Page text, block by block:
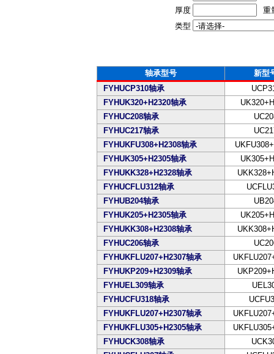
厚度
重
类型
轴承型号
新型
FYHUCP310轴承
FYHUK320+H2320轴承
FYHUC208轴承
FYHUC217轴承
FYHUKFU308+H2308轴承
FYHUK305+H2305轴承
FYHUKK328+H2328轴承
FYHUCFLU312轴承
FYHUB204轴承
FYHUK205+H2305轴承
FYHUKK308+H2308轴承
FYHUC206轴承
FYHUKFLU207+H2307轴承
FYHUKP209+H2309轴承
FYHUEL309轴承
FYHUCFU318轴承
FYHUKFLU207+H2307轴承
FYHUKFLU305+H2305轴承
FYHUCK308轴承